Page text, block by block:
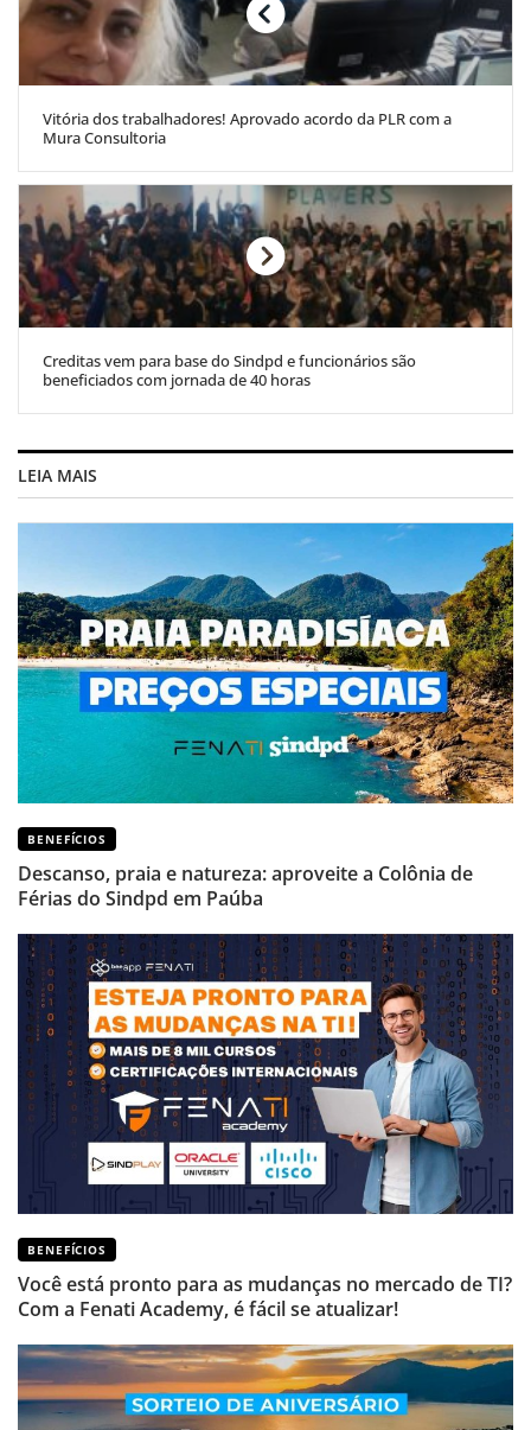
Vitória dos trabalhadores! Aprovado acordo da PLR com a
Mura Consultoria
Creditas vem para base do Sindpd e funcionários são
beneficiados com jornada de 40 horas
LEIA MAIS
BENEFÍCIOS
Descanso, praia e natureza: aproveite a Colônia de
Férias do Sindpd em Paúba
BENEFÍCIOS
Você está pronto para as mudanças no mercado de TI?
Com a Fenati Academy, é fácil se atualizar!